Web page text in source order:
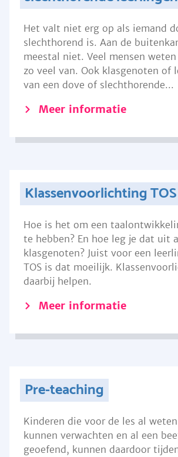
Het valt niet erg op als iemand
slechthorend is. Aan de
meestal niet. Veel mensen
zo veel van. Ook klasgenoten of
van een dove of slechthorende...
Meer informatie
Klassenvoorlichting TOS
Hoe is het om een
te hebben? En hoe leg je dat uit
klasgenoten? Juist voor een
TOS is dat moeilijk.
daarbij helpen.
Meer informatie
Pre-teaching
Kinderen die voor de les al
kunnen verwachten en al een
geoefend, kunnen daardoor